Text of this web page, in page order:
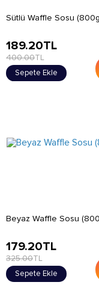
Sütlü Waffle Sosu
189.20TL
400.00TL
Sepete Ekle
Beyaz Waffle Sosu
179.20TL
325.00TL
Sepete Ekle